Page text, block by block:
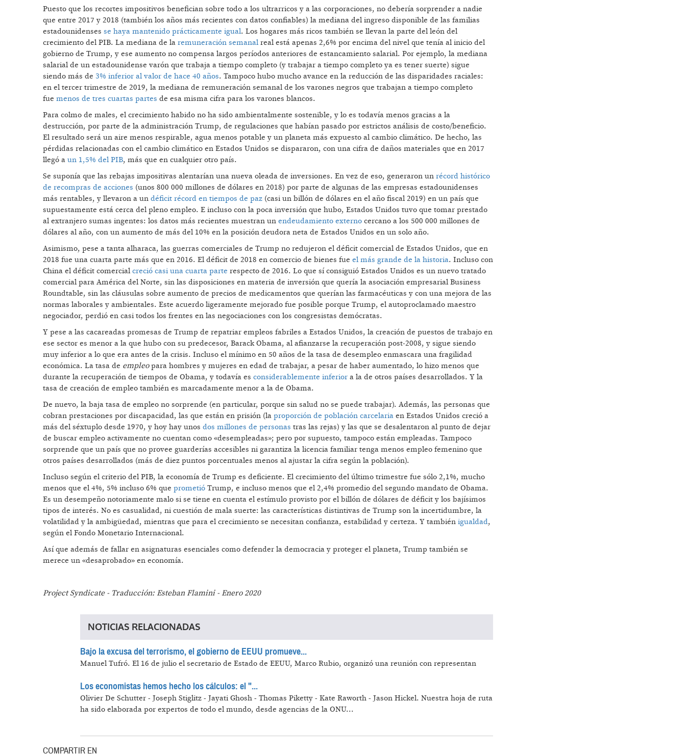
Puesto que los recortes impositivos benefician sobre todo a los ultrarricos y a las corporaciones, no debería sorprender a nadie
que entre 2017 y 2018 (también los años más recientes con datos confiables) la mediana del ingreso disponible de las familias
estadounidenses se haya mantenido prácticamente igual. Los hogares más ricos también se llevan la parte del león del
crecimiento del PIB. La mediana de la remuneración semanal real está apenas 2,6% por encima del nivel que tenía al inicio del
gobierno de Trump, y ese aumento no compensa largos períodos anteriores de estancamiento salarial. Por ejemplo, la mediana
salarial de un estadounidense varón que trabaja a tiempo completo (y trabajar a tiempo completo ya es tener suerte) sigue
siendo más de 3% inferior al valor de hace 40 años. Tampoco hubo mucho avance en la reducción de las disparidades raciales:
en el tercer trimestre de 2019, la mediana de remuneración semanal de los varones negros que trabajan a tiempo completo
fue menos de tres cuartas partes de esa misma cifra para los varones blancos.
Para colmo de males, el crecimiento habido no ha sido ambientalmente sostenible, y lo es todavía menos gracias a la
destrucción, por parte de la administración Trump, de regulaciones que habían pasado por estrictos análisis de costo/beneficio.
El resultado será un aire menos respirable, agua menos potable y un planeta más expuesto al cambio climático. De hecho, las
pérdidas relacionadas con el cambio climático en Estados Unidos se dispararon, con una cifra de daños materiales que en 2017
llegó a un 1,5% del PIB, más que en cualquier otro país.
Se suponía que las rebajas impositivas alentarían una nueva oleada de inversiones. En vez de eso, generaron un récord histórico
de recompras de acciones (unos 800 000 millones de dólares en 2018) por parte de algunas de las empresas estadounidenses
más rentables, y llevaron a un déficit récord en tiempos de paz (casi un billón de dólares en el año fiscal 2019) en un país que
supuestamente está cerca del pleno empleo. E incluso con la poca inversión que hubo, Estados Unidos tuvo que tomar prestado
al extranjero sumas ingentes: los datos más recientes muestran un endeudamiento externo cercano a los 500 000 millones de
dólares al año, con un aumento de más del 10% en la posición deudora neta de Estados Unidos en un solo año.
Asimismo, pese a tanta alharaca, las guerras comerciales de Trump no redujeron el déficit comercial de Estados Unidos, que en
2018 fue una cuarta parte más que en 2016. El déficit de 2018 en comercio de bienes fue el más grande de la historia. Incluso con
China el déficit comercial creció casi una cuarta parte respecto de 2016. Lo que sí consiguió Estados Unidos es un nuevo tratado
comercial para América del Norte, sin las disposiciones en materia de inversión que quería la asociación empresarial Business
Roundtable, sin las cláusulas sobre aumento de precios de medicamentos que querían las farmacéuticas y con una mejora de las
normas laborales y ambientales. Este acuerdo ligeramente mejorado fue posible porque Trump, el autoproclamado maestro
negociador, perdió en casi todos los frentes en las negociaciones con los congresistas demócratas.
Y pese a las cacareadas promesas de Trump de repatriar empleos fabriles a Estados Unidos, la creación de puestos de trabajo en
ese sector es menor a la que hubo con su predecesor, Barack Obama, al afianzarse la recuperación post‑2008, y sigue siendo
muy inferior a lo que era antes de la crisis. Incluso el mínimo en 50 años de la tasa de desempleo enmascara una fragilidad
económica. La tasa de empleopara hombres y mujeres en edad de trabajar, a pesar de haber aumentado, lo hizo menos que
durante la recuperación de tiempos de Obama, y todavía es considerablemente inferior a la de otros países desarrollados. Y la
tasa de creación de empleo también es marcadamente menor a la de Obama.
De nuevo, la baja tasa de empleo no sorprende (en particular, porque sin salud no se puede trabajar). Además, las personas que
cobran prestaciones por discapacidad, las que están en prisión (la proporción de población carcelaria en Estados Unidos creció a
más del séxtuplo desde 1970, y hoy hay unos dos millones de personas tras las rejas) y las que se desalentaron al punto de dejar
de buscar empleo activamente no cuentan como «desempleadas»; pero por supuesto, tampoco están empleadas. Tampoco
sorprende que un país que no provee guarderías accesibles ni garantiza la licencia familiar tenga menos empleo femenino que
otros países desarrollados (más de diez puntos porcentuales menos al ajustar la cifra según la población).
Incluso según el criterio del PIB, la economía de Trump es deficiente. El crecimiento del último trimestre fue sólo 2,1%, mucho
menos que el 4%, 5% incluso 6% que prometió Trump, e incluso menos que el 2,4% promedio del segundo mandato de Obama.
Es un desempeño notoriamente malo si se tiene en cuenta el estímulo provisto por el billón de dólares de déficit y los bajísimos
tipos de interés. No es casualidad, ni cuestión de mala suerte: las características distintivas de Trump son la incertidumbre, la
volatilidad y la ambigüedad, mientras que para el crecimiento se necesitan confianza, estabilidad y certeza. Y también igualdad,
según el Fondo Monetario Internacional.
Así que además de fallar en asignaturas esenciales como defender la democracia y proteger el planeta, Trump también se
merece un «desaprobado» en economía.
Project Syndicate - Traducción: Esteban Flamini - Enero 2020
NOTICIAS RELACIONADAS
Bajo la excusa del terrorismo, el gobierno de EEUU promueve...
Manuel Tufró. El 16 de julio el secretario de Estado de EEUU, Marco Rubio, organizó una reunión con representan
Los economistas hemos hecho los cálculos: el "...
Olivier De Schutter - Joseph Stiglitz - Jayati Ghosh - Thomas Piketty - Kate Raworth - Jason Hickel. Nuestra hoja de ruta
ha sido elaborada por expertos de todo el mundo, desde agencias de la ONU...
COMPARTIR EN